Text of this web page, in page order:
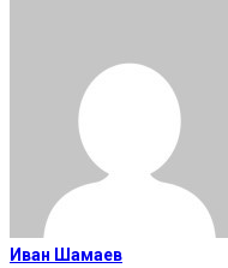
Иван Шамаев